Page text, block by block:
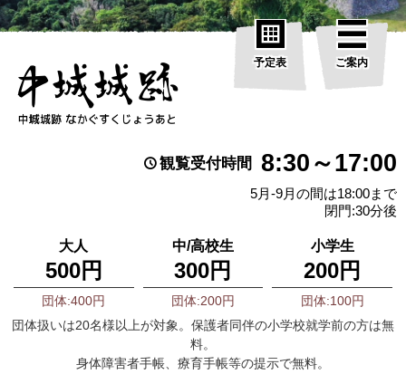
予定表 ご案内
観覧受付時間 8:30～17:00
5月-9月の間は18:00まで
閉門:30分後
大人
500円
団体:400円
中/高校生
300円
団体:200円
小学生
200円
団体:100円
団体扱いは20名様以上が対象。保護者同伴の小学校就学前の方は無
料。
身体障害者手帳、療育手帳等の提示で無料。